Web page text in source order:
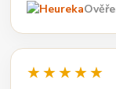
★★★★★